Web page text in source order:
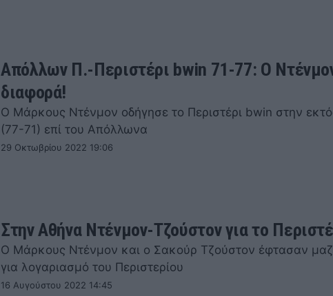
Απόλλων Π.-Περιστέρι bwin 71-77: Ο
διαφορά!
Ο Μάρκους Ντένμον οδήγησε το Περιστέρι bwin στην
(77-71) επί του Απόλλωνα
29 Οκτωβρίου 2022 19:06
Στην Αθήνα Ντένμον-Τζούστον για το
Ο Μάρκους Ντένμον και ο Σακούρ Τζούστον έφτασαν
για λογαριασμό του Περιστερίου
16 Αυγούστου 2022 14:45